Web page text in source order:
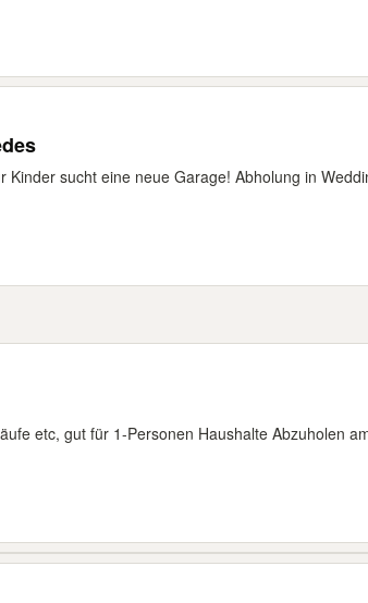
Kinder sucht eine neue Garage! Abholung in
etc, gut für 1-Personen Haushalte Abzuholen